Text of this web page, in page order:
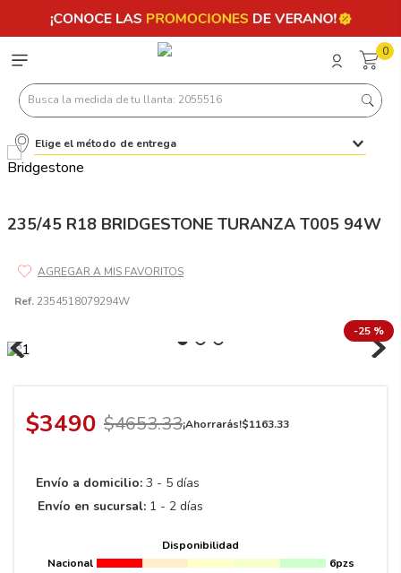
0
Busca la medida de tu llanta: 2055516
Elige el método de entrega
235/45 R18 BRIDGESTONE TURANZA T005 94W
Ref. 2354518079294W
-25 %
$3490 $4653.33¡Ahorrarás!$1163.33
Envío a domicilio: 3 - 5 días
Envío en sucursal: 1 - 2 días
Disponibilidad
Nacional
6pzs
Términos más buscados
6 205